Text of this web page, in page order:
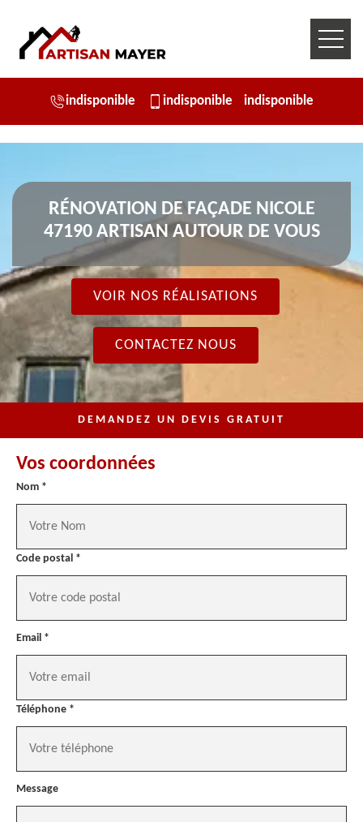
indisponible indisponible indisponible
RÉNOVATION DE FAÇADE NICOLE
47190 ARTISAN AUTOUR DE VOUS
VOIR NOS RÉALISATIONS
CONTACTEZ NOUS
DEMANDEZ UN DEVIS GRATUIT
Vos coordonnées
Nom *
Code postal *
Email *
Téléphone *
Message